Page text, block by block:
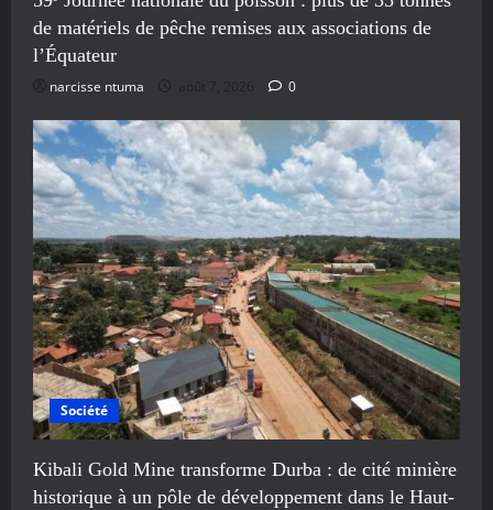
de matériels de pêche remises aux associations de
l’Équateur
narcisse ntuma août 7, 2026 0
Société
Kibali Gold Mine transforme Durba : de cité minière
historique à un pôle de développement dans le Haut-